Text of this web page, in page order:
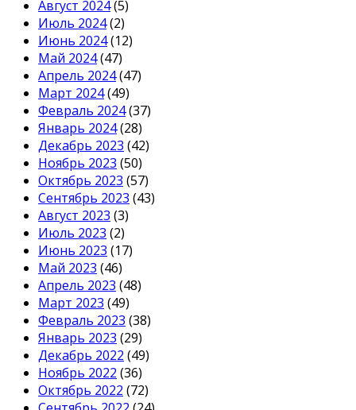
Август 2024(5)
Июль 2024(2)
Июнь 2024(12)
Май 2024(47)
Апрель 2024(47)
Март 2024(49)
Февраль 2024(37)
Январь 2024(28)
Декабрь 2023 (42)
Ноябрь 2023 (50)
Октябрь 2023 (57)
Сентябрь 2023 (43)
Август 2023 (3)
Июль 2023 (2)
Июнь 2023 (17)
Май 2023 (46)
Апрель 2023 (48)
Март 2023 (49)
Февраль 2023 (38)
Январь 2023 (29)
Декабрь 2022 (49)
Ноябрь 2022 (36)
Октябрь 2022 (72)